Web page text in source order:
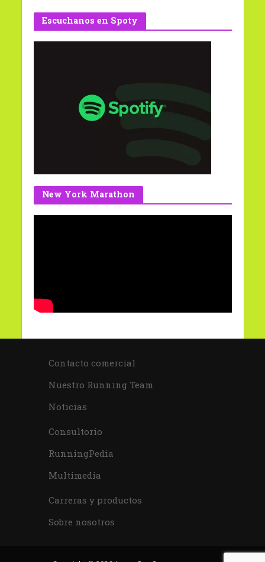
Escuchanos en Spoty
New York Marathon
Contacto comercial
Nuestro Running Team
Noticias
Consultorio
RunningPedia
Multimedia
Carreras y productos
Sobre nosotros